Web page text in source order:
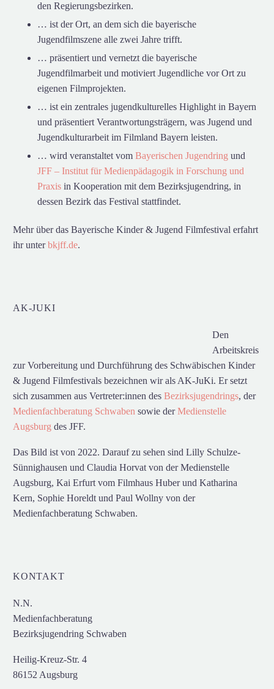
den Regierungsbezirken.
… ist der Ort, an dem sich die bayerische
Jugendfilmszene alle zwei Jahre trifft.
… präsentiert und vernetzt die bayerische
Jugendfilmarbeit und motiviert Jugendliche vor Ort zu
eigenen Filmprojekten.
… ist ein zentrales jugendkulturelles Highlight in Bayern
und präsentiert Verantwortungsträgern, was Jugend und
Jugendkulturarbeit im Filmland Bayern leisten.
… wird veranstaltet vom Bayerischen Jugendring und
JFF – Institut für Medienpädagogik in Forschung und
Praxis in Kooperation mit dem Bezirksjugendring, in
dessen Bezirk das Festival stattfindet.
Mehr über das Bayerische Kinder & Jugend Filmfestival erfahrt
ihr unterbkjff.de.
AK-JUKI
Den
Arbeitskreis
zur Vorbereitung und Durchführung des Schwäbischen Kinder
& Jugend Filmfestivals bezeichnen wir als AK-JuKi. Er setzt
sich zusammen aus Vertreter:innen des Bezirksjugendrings, der
Medienfachberatung Schwaben sowie derMedienstelle
Augsburg des JFF.
Das Bild ist von 2022. Darauf zu sehen sind Lilly Schulze-
Sünnighausen und Claudia Horvat von der Medienstelle
Augsburg, Kai Erfurt vom Filmhaus Huber und Katharina
Kern, Sophie Horeldt und Paul Wollny von der
Medienfachberatung Schwaben.
KONTAKT
N.N.
Medienfachberatung
Bezirksjugendring Schwaben
Heilig-Kreuz-Str. 4
86152 Augsburg